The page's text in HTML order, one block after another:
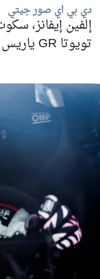
دي بي اي صور جيتي
تويوتا GR ياريس رالي 1